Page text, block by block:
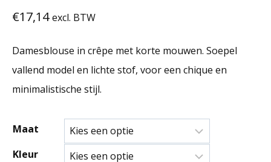
€17,14 excl. BTW
Damesblouse in crêpe met korte mouwen. Soepel
vallend model en lichte stof, voor een chique en
minimalistische stijl.
Maat
Kleur